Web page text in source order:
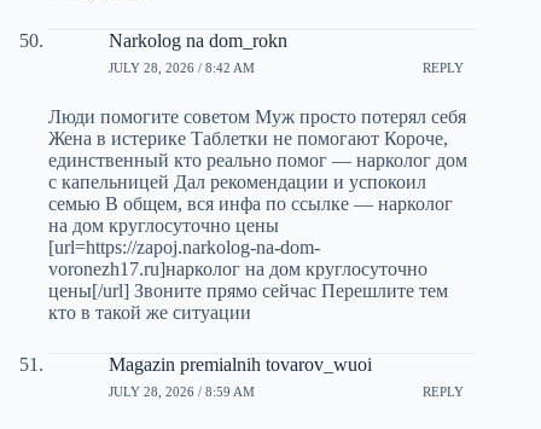
Narkolog na dom_rokn
JULY 28, 2026 / 8:42 AM REPLY
Люди помогите советом Муж просто потерял себя
Жена в истерике Таблетки не помогают Короче,
единственный кто реально помог — нарколог дом
с капельницей Дал рекомендации и успокоил
семью В общем, вся инфа по ссылке — нарколог
на дом круглосуточно цены
[url=https://zapoj.narkolog-na-dom-
voronezh17.ru]нарколог на дом круглосуточно
цены[/url] Звоните прямо сейчас Перешлите тем
кто в такой же ситуации
Magazin premialnih tovarov_wuoi
JULY 28, 2026 / 8:59 AM REPLY